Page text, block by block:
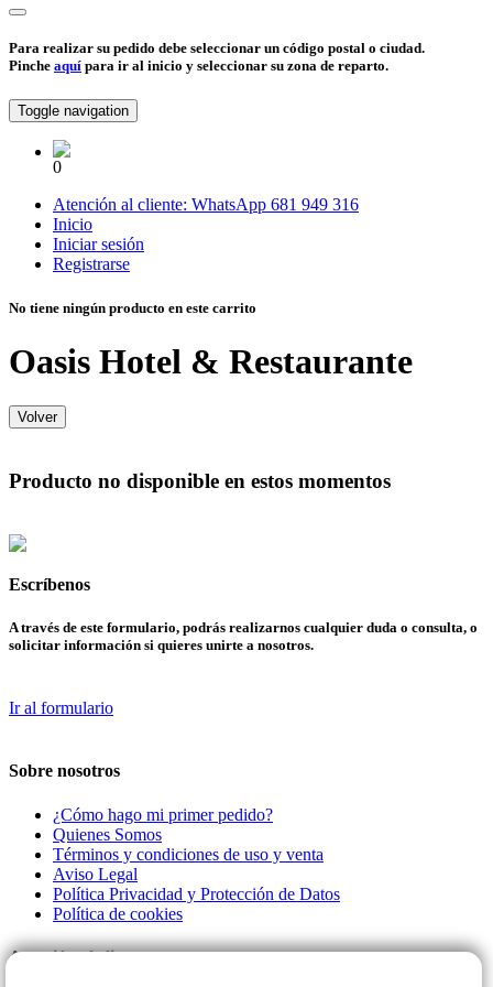
Para realizar su pedido debe seleccionar un código postal o ciudad.
Pinche aquí para ir al inicio y seleccionar su zona de reparto.
Toggle navigation
0
Atención al cliente: WhatsApp 681 949 316
Inicio
Iniciar sesión
Registrarse
No tiene ningún producto en este carrito
Oasis Hotel & Restaurante
Volver
Producto no disponible en estos momentos
Escríbenos
A través de este formulario, podrás realizarnos cualquier duda o consulta, o
solicitar información si quieres unirte a nosotros.
Ir al formulario
Sobre nosotros
¿Cómo hago mi primer pedido?
Quienes Somos
Términos y condiciones de uso y venta
Aviso Legal
Política Privacidad y Protección de Datos
Política de cookies
Atención al cliente